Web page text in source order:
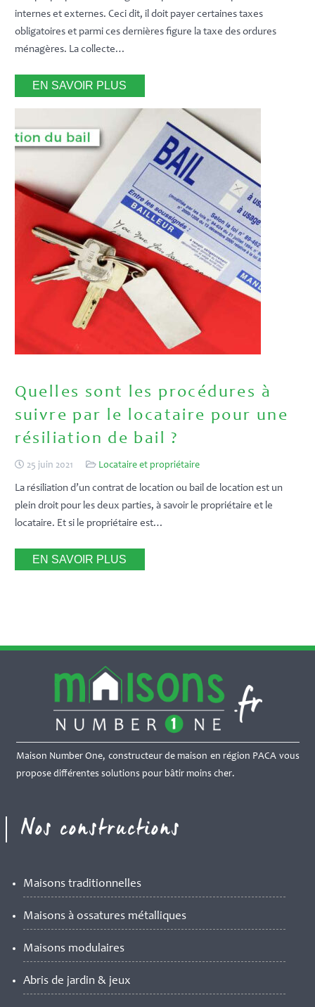
internes et externes. Ceci dit, il doit payer certaines taxes
obligatoires et parmi ces dernières figure la taxe des ordures
ménagères. La collecte…
EN SAVOIR PLUS
Quelles sont les procédures à
suivre par le locataire pour une
résiliation de bail ?
25 juin 2021 Locataire et propriétaire
La résiliation d’un contrat de location ou bail de location est un
plein droit pour les deux parties, à savoir le propriétaire et le
locataire. Et si le propriétaire est…
EN SAVOIR PLUS
Maison Number One, constructeur de maison en région PACA vous
propose différentes solutions pour bâtir moins cher.
Nos constructions
Maisons traditionnelles
Maisons à ossatures métalliques
Maisons modulaires
Abris de jardin & jeux